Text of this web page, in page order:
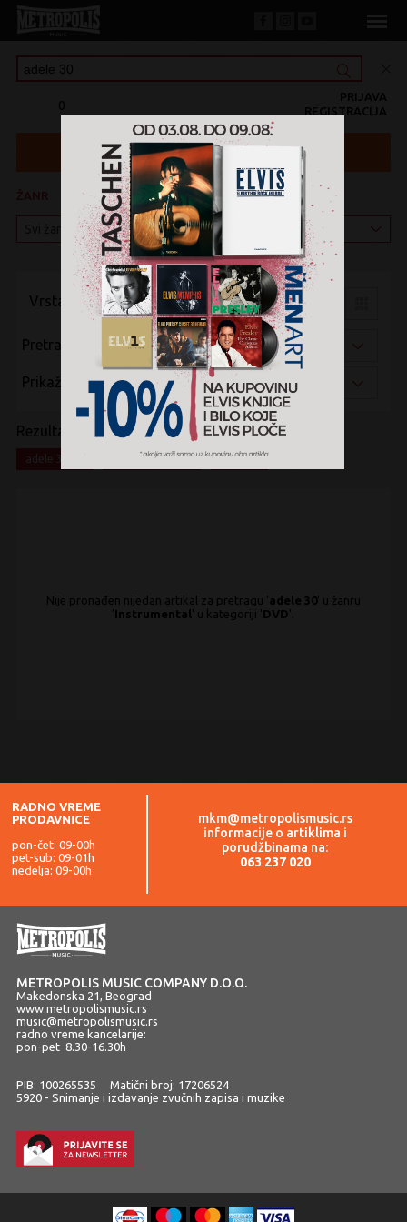
0 REGISTRACIJA
PRIJAVA
KATEGORIJA
Vrsta pregleda:
Pretraži po:
Prikaži po:
Rezultati pretrage:
Instrumental x DVD x
Nije pronađen nijedan artikal za pretragu 'adele 30' u žanru
'Instrumental ' u kategoriji 'DVD'.
RADNO VREME
PRODAVNICE
pon-čet: 09-00h
pet-sub: 09-01h
nedelja: 09-00h
mkm@metropolismusic.rs
informacije o artiklima i
porudžbinama na:
063 237 020
METROPOLIS MUSIC COMPANY D.O.O.
Makedonska 21, Beograd
www.metropolismusic.rs
music@metropolismusic.rs
radno vreme kancelarije:
pon-pet 8.30-16.30h
PIB: 100265535 Matični broj: 17206524
5920 - Snimanje i izdavanje zvučnih zapisa i muzike